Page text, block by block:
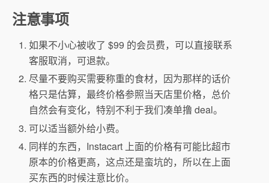
注意事项
如果不小心被收了 $99 的会员费，可以直接联系
客服取消，可退款。
尽量不要购买需要称重的食材，因为那样的话价
格只是估算，最终价格参照当天店里价格，总价
自然会有变化，特别不利于我们凑单撸 deal。
可以适当额外给小费。
同样的东西，Instacart 上面的价格有可能比超市
原本的价格更高，这点还是蛮坑的，所以在上面
买东西的时候注意比价。